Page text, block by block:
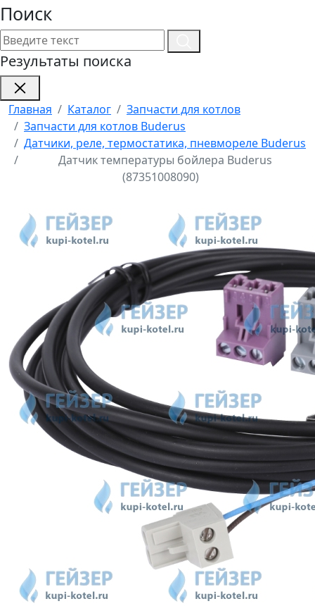
Поиск
Результаты поиска
Главная Каталог
Запчасти для котлов
Запчасти для котлов Buderus
Датчики, реле, термостатика, пневмореле Buderus
Датчик температуры бойлера Buderus
(87351008090)